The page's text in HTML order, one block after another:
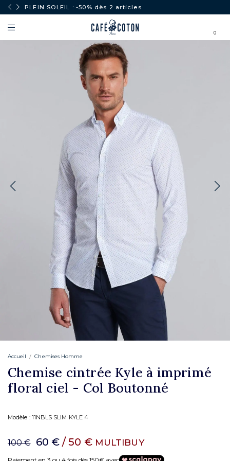
PLEIN SOLEIL : -50% dès 2 articles
0
Accueil Chemises Homme
Chemise cintrée Kyle à imprimé
floral ciel - Col Boutonné
Modèle : 11NBLS SLIM KYLE 4
100 € 60 € / 50 € MULTIBUY